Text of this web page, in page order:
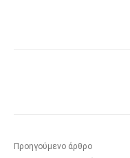
Προηγούμενο άρθρο